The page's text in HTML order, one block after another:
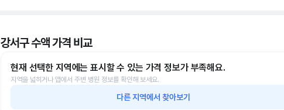
강서구 수액 가격 비교
현재 선택한 지역에는 표시할 수 있는 가격 정보가 부족해요.
지역을 넓히거나 앱에서 주변 병원 정보를 확인해 보세요.
다른 지역에서 찾아보기